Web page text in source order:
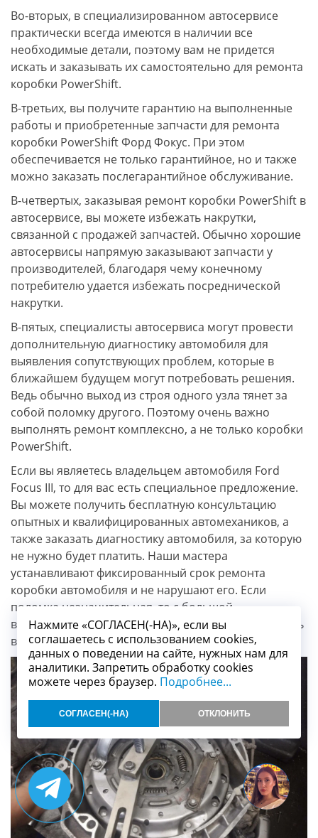
Во-вторых, в специализированном автосервисе
практически всегда имеются в наличии все
необходимые детали, поэтому вам не придется
искать и заказывать их самостоятельно для ремонта
коробки PowerShift.
В-третьих, вы получите гарантию на выполненные
работы и приобретенные запчасти для ремонта
коробки PowerShift Форд Фокус. При этом
обеспечивается не только гарантийное, но и также
можно заказать послегарантийное обслуживание.
В-четвертых, заказывая ремонт коробки PowerShift в
автосервисе, вы можете избежать накрутки,
связанной с продажей запчастей. Обычно хорошие
автосервисы напрямую заказывают запчасти у
производителей, благодаря чему конечному
потребителю удается избежать посреднической
накрутки.
В-пятых, специалисты автосервиса могут провести
дополнительную диагностику автомобиля для
выявления сопутствующих проблем, которые в
ближайшем будущем могут потребовать решения.
Ведь обычно выход из строя одного узла тянет за
собой поломку другого. Поэтому очень важно
выполнять ремонт комплексно, а не только коробки
PowerShift.
Если вы являетесь владельцем автомобиля Ford
Focus III, то для вас есть специальное предложение.
Вы можете получить бесплатную консультацию
опытных и квалифицированных автомехаников, а
также заказать диагностику автомобиля, за которую
не нужно будет платить. Наши мастера
устанавливают фиксированный срок ремонта
коробки автомобиля и не нарушают его. Если
поломка незначительная, то с большой
вероятностью вы сможете забрать свой автомобиль
в день обращения или на следующий день.
Нажмите «СОГЛАСЕН(-НА)», если вы
соглашаетесь с использованием cookies,
данных о поведении на сайте, нужных нам для
аналитики. Запретить обработку cookies
можете через браузер. Подробнее...
СОГЛАСЕН(-НА) ОТКЛОНИТЬ